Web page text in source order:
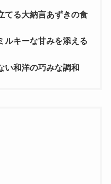
てる大納言あずきの食
ルキーな甘みを添える
い和洋の巧みな調和